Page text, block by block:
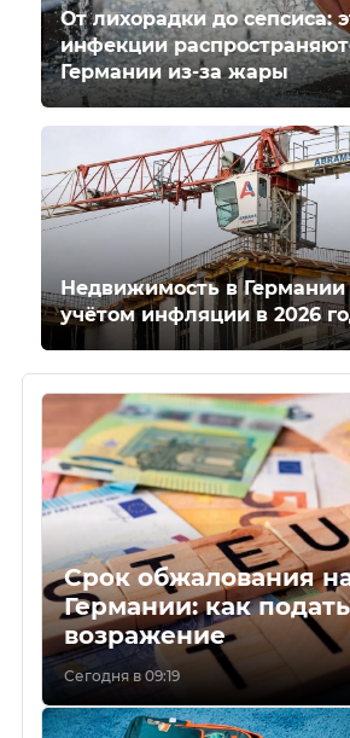
От лихорадки до сепсиса:
инфекции
Германии из-за жары
Недвижимость в
учётом инфляции в 2026
Срок обжалования
Германии: как подать
возражение
Сегодня в 09:19